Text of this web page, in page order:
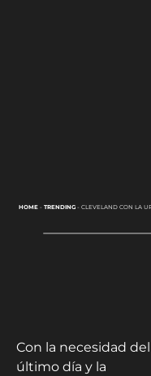
HOME- TRENDING- CLEVELAND CON LA
Con la necesidad del
último día y la